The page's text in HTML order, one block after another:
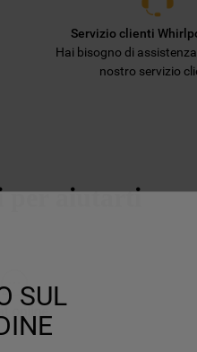
Servizio clienti
Hai bisogno di
nostro servizio
per aiutarti
SUL